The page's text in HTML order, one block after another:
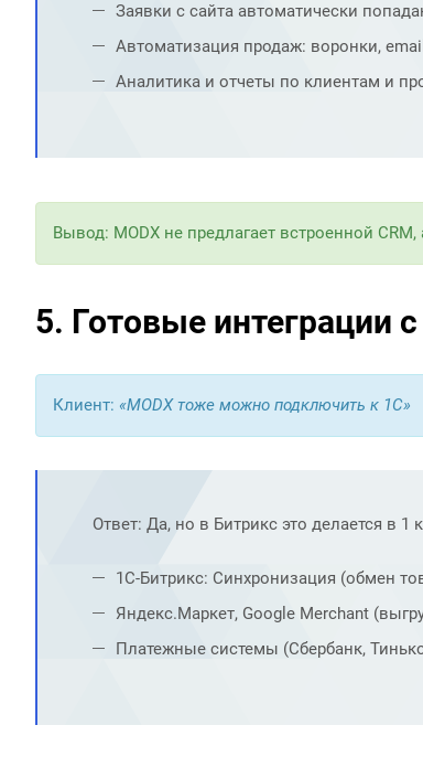
Заявки с сайта автоматически
Автоматизация продаж: воронки,
Аналитика и отчеты по клиентам и
Вывод: MODX не предлагает встроенной
5. Готовые интеграции
Клиент: «MODX тоже можно подключить к 1С»
Ответ: Да, но в Битрикс это делается в 1
1С-Битрикс: Синхронизация (обмен
Яндекс.Маркет, Google Merchant
Платежные системы (Сбербанк,